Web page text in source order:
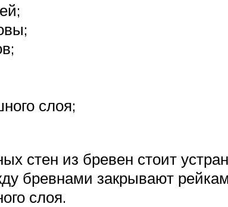
слоя;
стен из бревен стоит
бревнами закрывают
слоя.